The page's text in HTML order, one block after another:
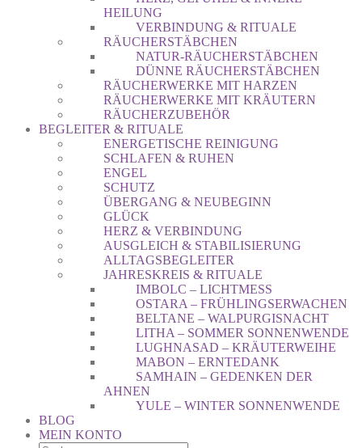
HEILUNG
VERBINDUNG & RITUALE
RÄUCHERSTÄBCHEN
NATUR-RÄUCHERSTÄBCHEN
DÜNNE RÄUCHERSTÄBCHEN
RÄUCHERWERKE MIT HARZEN
RÄUCHERWERKE MIT KRÄUTERN
RÄUCHERZUBEHÖR
BEGLEITER & RITUALE
ENERGETISCHE REINIGUNG
SCHLAFEN & RUHEN
ENGEL
SCHUTZ
ÜBERGANG & NEUBEGINN
GLÜCK
HERZ & VERBINDUNG
AUSGLEICH & STABILISIERUNG
ALLTAGSBEGLEITER
JAHRESKREIS & RITUALE
IMBOLC – LICHTMESS
OSTARA – FRÜHLINGSERWACHEN
BELTANE – WALPURGISNACHT
LITHA – SOMMER SONNENWENDE
LUGHNASAD – KRÄUTERWEIHE
MABON – ERNTEDANK
SAMHAIN – GEDENKEN DER
AHNEN
YULE – WINTER SONNENWENDE
BLOG
MEIN KONTO